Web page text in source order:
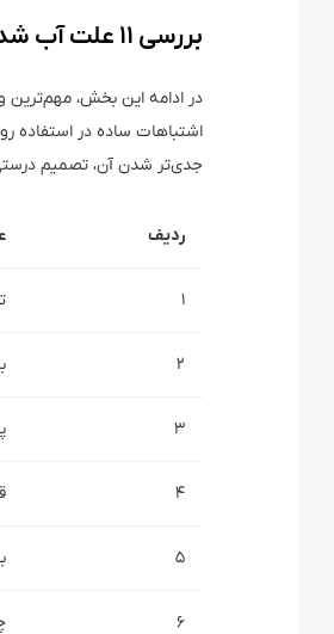
بررسی ۱۱ علت آب شدن مواد غذایی در فریزر
در ادامه این بخش، مهم‌ترین
اشتباهات ساده در استفاده
جدی‌تر شدن آن، تصمیم
ردیف
۱
۲
۳
۴
۵
۶